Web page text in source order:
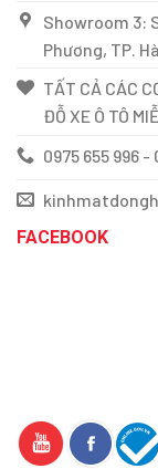
Showroom 3:
Phương, TP.
TẤT CẢ CÁC
ĐỖ XE Ô TÔ
0975 655 996 -
FACEBOOK